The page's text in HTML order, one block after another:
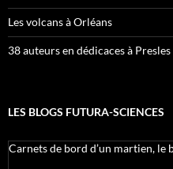
Les volcans à Orléans
38 auteurs en dédicaces à Presles
LES BLOGS FUTURA-SCIENCES
Carnets de bord d’un martien, le